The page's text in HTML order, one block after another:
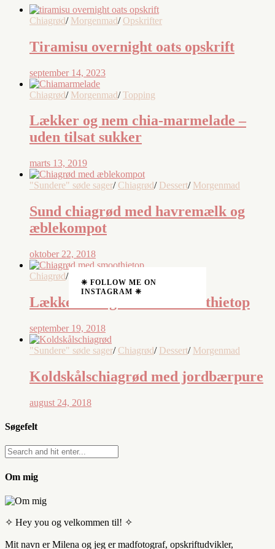
Chiagrød/ Morgenmad/ Opskrifter
Tiramisu overnight oats opskrift
september 14, 2023
Chiagrød/ Morgenmad/ Topping
Lækker og nem chia-marmelade –
uden tilsat sukker
marts 13, 2019
"Sundere" søde sager/ Chiagrød/ Dessert/ Morgenmad
Sund chiagrød med havremælk og
æblekompot
oktober 22, 2018
Chiagrød/
Lækker chiagrød med smoothietop
september 19, 2018
"Sundere" søde sager/ Chiagrød/ Dessert/ Morgenmad
Koldskålschiagrød med jordbærpure
august 24, 2018
Søgefelt
Om mig
✧ Hey you og velkommen til! ✧
Mit navn er Milena og jeg er madfotograf, opskriftudvikler,
❈ FOLLOW ME ON
INSTAGRAM ❈